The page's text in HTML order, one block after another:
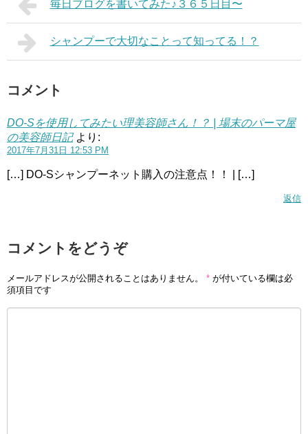
毎日ブログを書いてみた♪３６５日目〜
シャンプーで大切なことって知ってる！？
コメント
DO-Sを使用してみたい理美容師さん！？ | 場末のパーマ屋
の美容師日記 より:
2017年7月31日 12:53 PM
[…] DO-Sシャンプーネット購入の注意点！！ | […]
返信
コメントをどうぞ
メールアドレスが公開されることはありません。 * が付いている欄は必
須項目です